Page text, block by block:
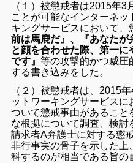
（１）被懲戒者は2015年
ことが可能なインターネ
キングサービスにおいて、
前は馬鹿だ』、『あなたが
と顔を合わせた際、第一
です』等の攻撃的かつ威圧
する書き込みをした。
（２）被懲戒者は、2015
ットワーキングサービス
ついて懲戒事由があること
な根拠について調査、検
請求者A弁護士に対する懲
非行事実の骨子を示した上
科するのが相当である旨の